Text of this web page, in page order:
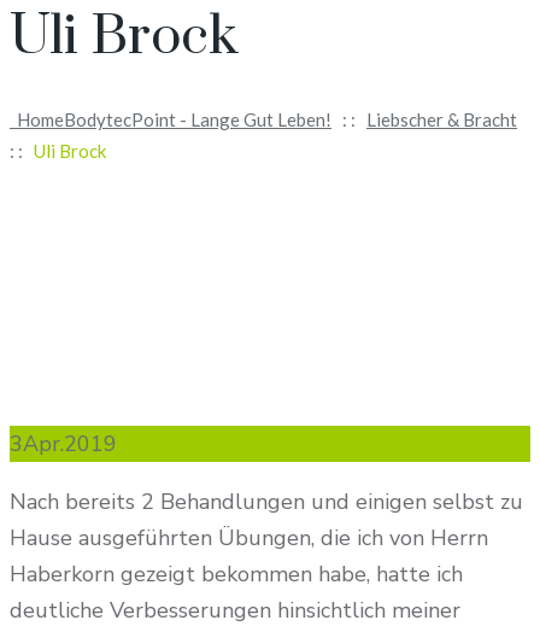
Uli Brock
HomeBodytecPoint - Lange Gut Leben! : : Liebscher & Bracht
: : Uli Brock
3Apr.2019
Nach bereits 2 Behandlungen und einigen selbst zu
Hause ausgeführten Übungen, die ich von Herrn
Haberkorn gezeigt bekommen habe, hatte ich
deutliche Verbesserungen hinsichtlich meiner